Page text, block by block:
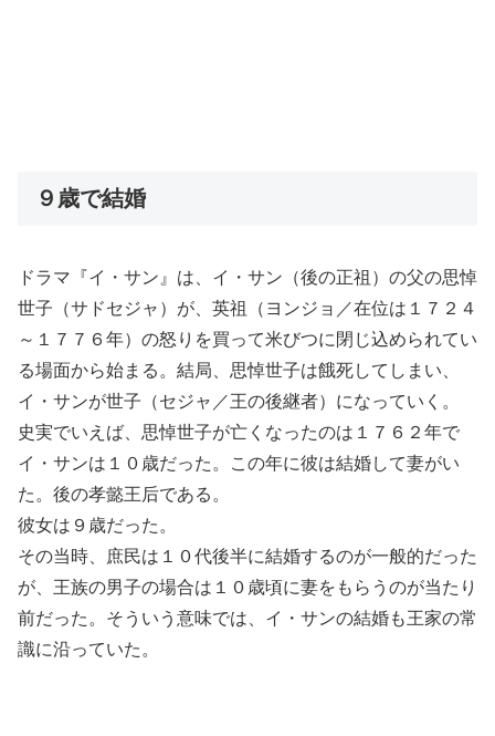
９歳で結婚
ドラマ『イ・サン』は、イ・サン（後の正祖）の父の思悼
世子（サドセジャ）が、英祖（ヨンジョ／在位は１７２４
～１７７６年）の怒りを買って米びつに閉じ込められてい
る場面から始まる。結局、思悼世子は餓死してしまい、
イ・サンが世子（セジャ／王の後継者）になっていく。
史実でいえば、思悼世子が亡くなったのは１７６２年で
イ・サンは１０歳だった。この年に彼は結婚して妻がい
た。後の孝懿王后である。
彼女は９歳だった。
その当時、庶民は１０代後半に結婚するのが一般的だった
が、王族の男子の場合は１０歳頃に妻をもらうのが当たり
前だった。そういう意味では、イ・サンの結婚も王家の常
識に沿っていた。